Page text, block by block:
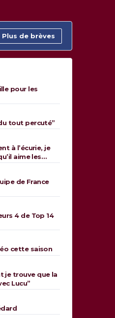
Plus de brèves
pour les
tout percuté”
à l’écurie, je
aime les
de France
4 de Top 14
cette saison
je trouve que la
Lucu”